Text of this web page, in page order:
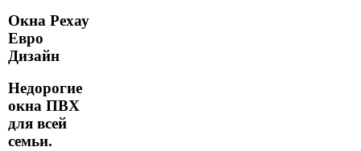
Окна Рехау
Евро
Дизайн
Недорогие
окна ПВХ
для всей
семьи.